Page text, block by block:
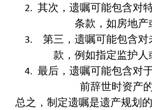
其次，遗嘱可能包含对
条款，如房地产
第三，遗嘱可能包含
款，例如指定监护人
最后，遗嘱可能包含对
前辞世时资产
总之，制定遗嘱是遗产规划